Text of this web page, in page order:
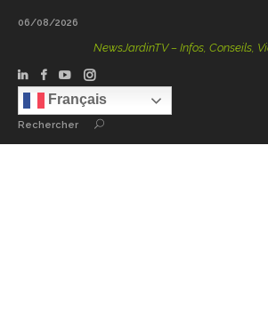
06/08/2026
NewsJardinTV – Infos, Conseils,
Français
Rechercher